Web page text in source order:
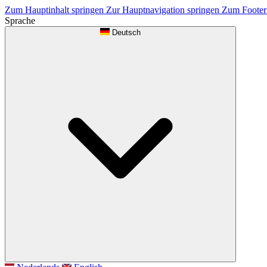
Zum Hauptinhalt springen Zur Hauptnavigation springen Zum
Sprache
Deutsch